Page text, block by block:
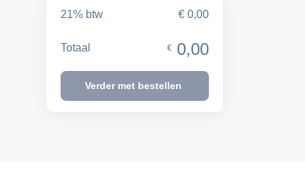
21% btw € 0,00
Totaal € 0,00
Verder met bestellen